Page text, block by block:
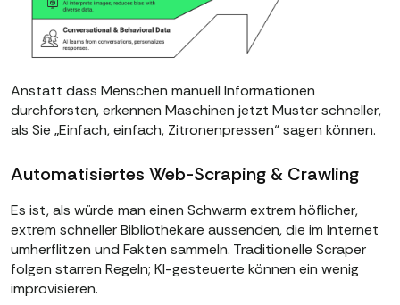
Anstatt dass Menschen manuell Informationen
durchforsten, erkennen Maschinen jetzt Muster schneller,
als Sie „Einfach, einfach, Zitronenpressen“ sagen können.
Automatisiertes Web-Scraping & Crawling
Es ist, als würde man einen Schwarm extrem höflicher,
extrem schneller Bibliothekare aussenden, die im Internet
umherflitzen und Fakten sammeln. Traditionelle Scraper
folgen starren Regeln; KI-gesteuerte können ein wenig
improvisieren.